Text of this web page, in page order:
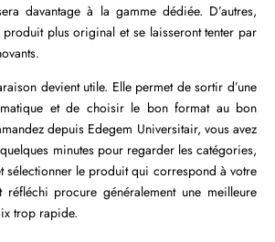
davantage à la gamme dédiée. D’autres,
plus original et se laisseront tenter par
devient utile. Elle permet de sortir d’une
et de choisir le bon format au bon
depuis Edegem Universitair, vous avez
minutes pour regarder les catégories,
sélectionner le produit qui correspond à votre
réfléchi procure généralement une meilleure
trop rapide.